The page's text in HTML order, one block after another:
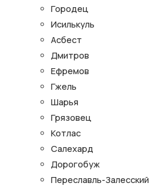
Городец
Исилькуль
Асбест
Дмитров
Ефремов
Гжель
Шарья
Грязовец
Котлас
Салехард
Дорогобуж
Переславль-Залесский